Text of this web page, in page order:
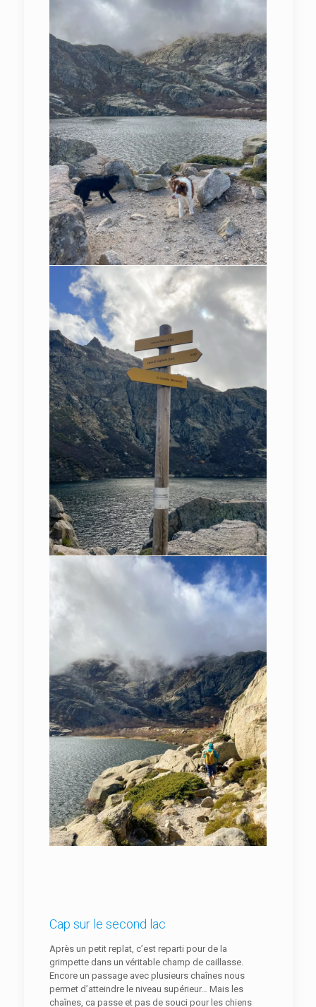
Cap sur le second lac
Après un petit replat, c’est reparti pour de la
grimpette dans un véritable champ de caillasse.
Encore un passage avec plusieurs chaînes nous
permet d’atteindre le niveau supérieur… Mais les
chaînes, ca passe et pas de souci pour les chiens